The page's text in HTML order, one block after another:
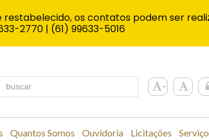
Quantos Somos Ouvidoria Licitações
os contatos podem ser
2770 | (61) 99633-5016